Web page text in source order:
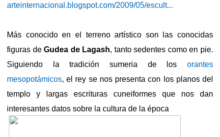
arteinternacional.blogspot.com/2009/05/escult...
Más conocido en el terreno artístico son las conocidas
figuras deGudea de Lagash, tanto sedentes como en pie.
Siguiendo la tradición sumeria de los orantes
mesopotámicos, el rey se nos presenta con los planos del
templo y largas escrituras cuneiformes que nos dan
interesantes datos sobre la cultura de la época